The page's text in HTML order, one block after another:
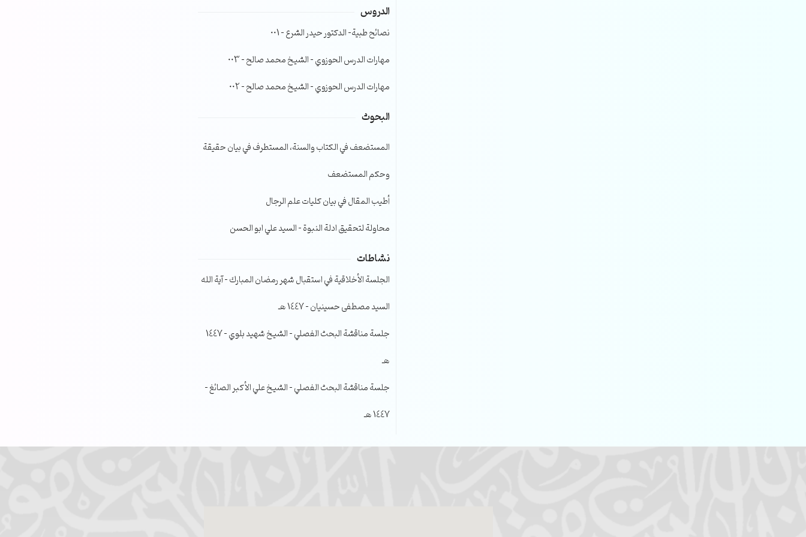
الصوت.الدروس
نصائح طبية- الدكتور حيدر الشرع – 001
مهارات الدرس الحوزوي – الشيخ محمد صالح – 003
مهارات الدرس الحوزوي – الشيخ محمد صالح – 002
البحوث
المستضعف في الكتاب والسنة، المستطرف في بيان حقيقة
وحكم المستضعف
أطيب المقال في بيان كليات علم الرجال
محاولة لتحقيق ادلة النبوة – السيد علي ابو الحسن
نشاطات
الجلسة الأخلاقية في استقبال شهر رمضان المبارك – آية الله
السيد مصطفى حسينيان – 1447 هـ
جلسة مناقشة البحث الفصلي – الشيخ شهيد بلوي – 1447
هـ
جلسة مناقشة البحث الفصلي – الشيخ علي الأكبر الصائغ –
1447 هـ